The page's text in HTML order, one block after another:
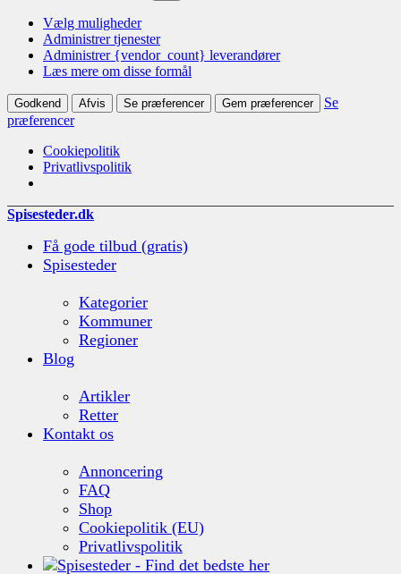
Vælg muligheder
Administrer tjenester
Administrer {vendor_count} leverandører
Læs mere om disse formål
Godkend Afvis Se præferencer Gem præferencer
Se
præferencer
Cookiepolitik
Privatlivspolitik
Spisesteder.dk
Få gode tilbud (gratis)
Spisesteder
Kategorier
Kommuner
Regioner
Blog
Artikler
Retter
Kontakt os
Annoncering
FAQ
Shop
Cookiepolitik (EU)
Privatlivspolitik